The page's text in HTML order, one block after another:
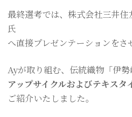
最終選考では、株式会社三井
氏
へ直接プレゼンテーションをさ
Ayが取り組む、伝統織物「伊
アップサイクルおよびテキスタ
ご紹介いたしました。